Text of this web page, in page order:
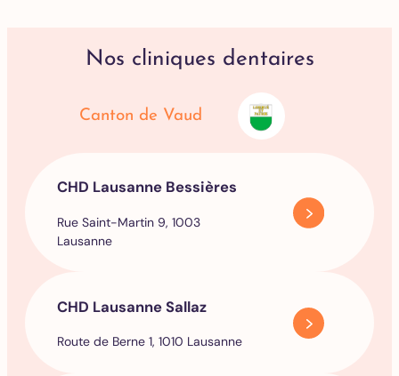
Nos cliniques dentaires
Canton de Vaud
CHD Lausanne Bessières
Rue Saint-Martin 9, 1003
Lausanne
CHD Lausanne Sallaz
Route de Berne 1, 1010 Lausanne